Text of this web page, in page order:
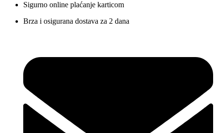
Sigurno online plaćanje karticom
Brza i osigurana dostava za 2 dana